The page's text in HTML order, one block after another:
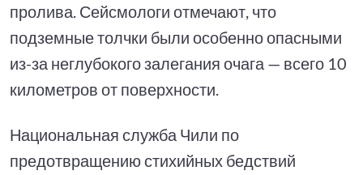
пролива. Сейсмологи отмечают, что
подземные толчки были особенно опасными
из-за неглубокого залегания очага — всего 10
километров от поверхности.
Национальная служба Чили по
предотвращению стихийных бедствий